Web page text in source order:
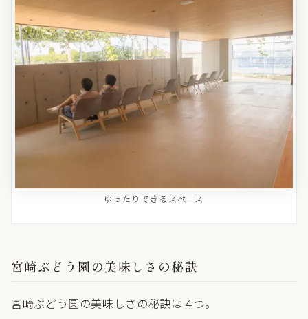
ゆったりできるスペース
宮崎ぶどう園の美味しさの秘訣
宮崎ぶどう園の美味しさの秘訣は４つ。